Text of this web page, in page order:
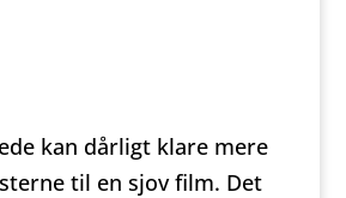
kan dårligt klare mere
til en sjov film. Det